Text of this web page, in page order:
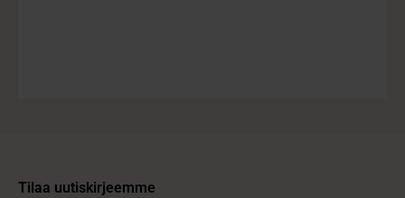
Tilaa uutiskirjeemme